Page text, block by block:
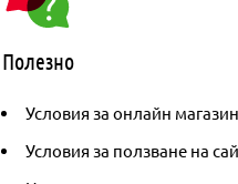
Полезно
Условия за онлайн
Условия за ползване на